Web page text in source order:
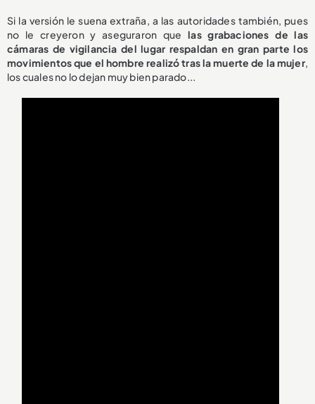
Si la versión le suena extraña, a las autoridades también, pues
no le creyeron y aseguraron quelas grabaciones de las
cámaras de vigilancia del lugar respaldan en gran parte los
movimientos que el hombre realizó tras la muerte de la mujer,
los cuales no lo dejan muy bien parado...